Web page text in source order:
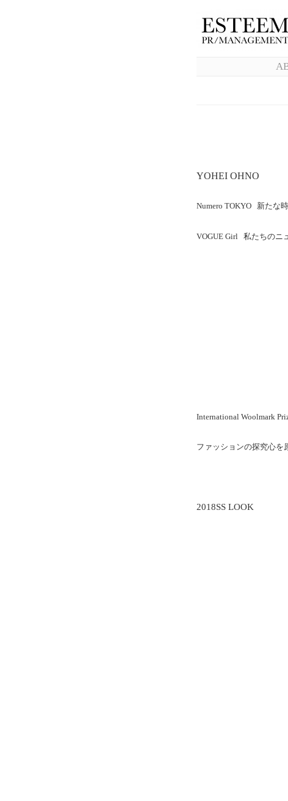
YOHEI OHNO
Numero TOKYO 新たな
VOGUE Girl 私たちのニ
International Woolmark
ファッションの探究心
2018SS LOOK